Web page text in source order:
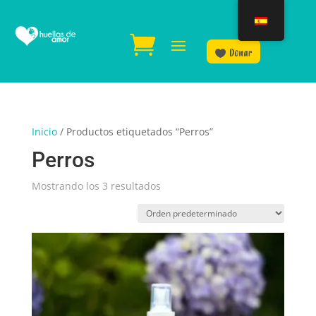
Donar
Inicio/ Productos etiquetados “Perros”
Perros
Mostrando los 3 resultados